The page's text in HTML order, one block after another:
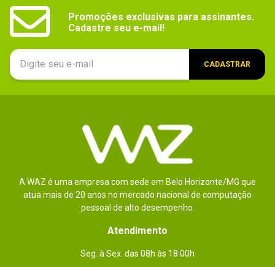
Peso
Não especificado
102128
Classificação etária
Contêm:
- Alcohol Reference ? Referências ou
realistas (animação) de sangue.
- Blood ? Descrições de sangue.
Outras Informações
- Mídia do game: DVD.
- Suporta áudio Dolby Digital.
1.080p.
Acessórios compatíveis_filtro
Gamepad
Promoções exclusivas para assinantes.
Cadastre seu e-mail!
CADASTRAR
A WAZ é uma empresa com sede em Belo Horizonte/MG que
atua mais de 20 anos no mercado nacional de computação
pessoal de alto desempenho.
Atendimento
Seg. à Sex. das 08h às 18:00h